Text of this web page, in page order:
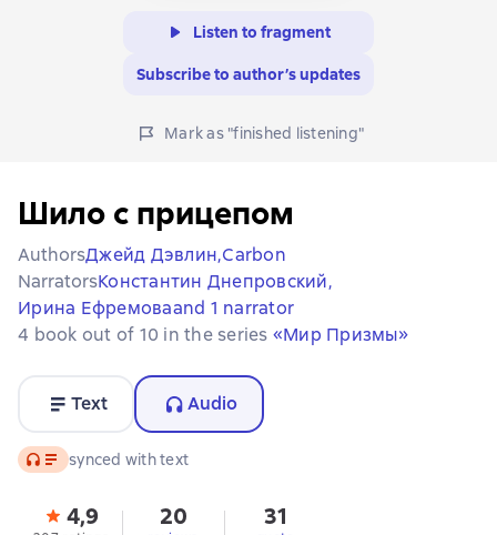
Listen to fragment
Subscribe to author’s updates
Mark as "finished listening"
Шило с прицепом
AuthorsДжейд Дэвлин,Carbon
NarratorsКонстантин Днепровский,
Ирина Ефремоваand 1 narrator
4 book out of 10 in the series «Мир Призмы»
Text Audio
Audio synced with text
4,9 20 31